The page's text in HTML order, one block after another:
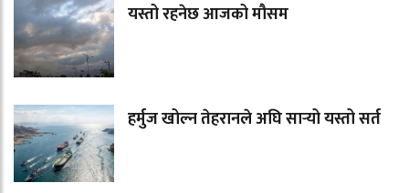
यस्तो रहनेछ आजको मौसम
हर्मुज खोल्न तेहरानले अघि सार्‍यो यस्तो सर्त